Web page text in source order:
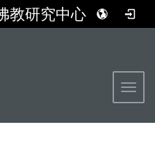
教研究中心